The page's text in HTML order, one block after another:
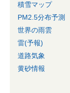
積雪マップ
PM2.5分布予測
世界の雨雲
雷(予報)
道路気象
黄砂情報